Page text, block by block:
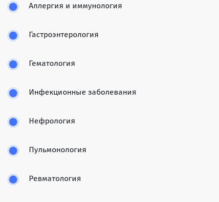
Аллергия и иммунология
Гастроэнтерология
Гематология
Инфекционные заболевания
Нефрология
Пульмонология
Ревматология